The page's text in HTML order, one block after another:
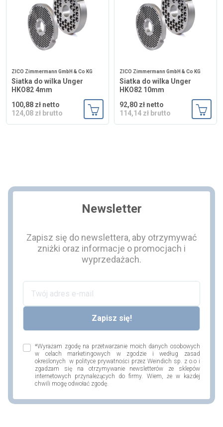
ZICO Zimmermann GmbH & Co KG
Siatka do wilka Unger
HKO82 4mm
100,88 zł netto
124,08 zł brutto
Dodaj do koszyka
ZICO Zimmermann GmbH & Co KG
Siatka do wilka Unger
HKO82 10mm
92,80 zł netto
114,14 zł brutto
Newsletter
Zapisz się do newslettera, aby otrzymywać
zniżki oraz informacje o promocjach i
wyprzedażach.
*Wyrażam zgodę na przetwarzanie moich danych osobowych
w celach marketingowych w zgodzie i według zasad
określonych w polityce prywatności przez Weindich sp. z o.o i
zgadzam się na otrzymywanie newsletterów ze sklepów
internetowych przynależących do firmy. Wiem, że w każdej
chwili mogę odwołać zgodę.